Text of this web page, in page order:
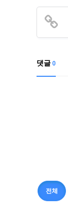
댓글 0
전체